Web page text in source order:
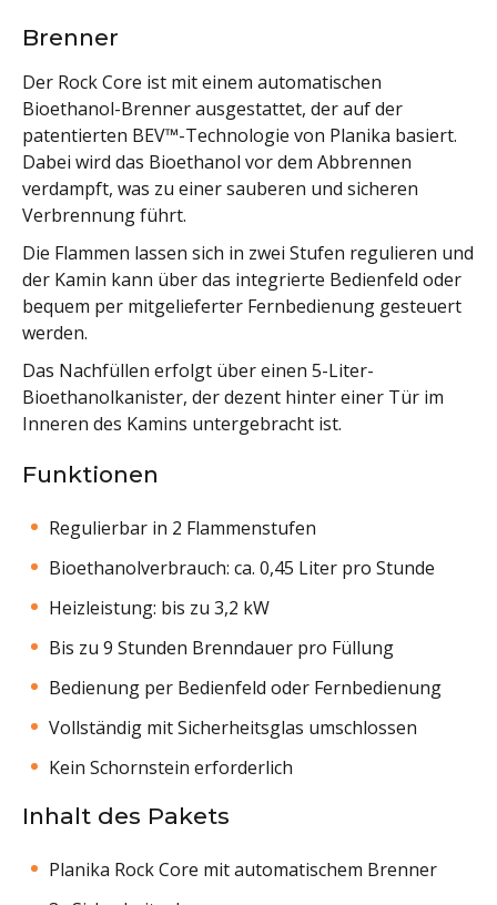
Brenner
Der Rock Core ist mit einem automatischen
Bioethanol-Brenner ausgestattet, der auf der
patentierten BEV™-Technologie von Planika basiert.
Dabei wird das Bioethanol vor dem Abbrennen
verdampft, was zu einer sauberen und sicheren
Verbrennung führt.
Die Flammen lassen sich in zwei Stufen regulieren und
der Kamin kann über das integrierte Bedienfeld oder
bequem per mitgelieferter Fernbedienung gesteuert
werden.
Das Nachfüllen erfolgt über einen 5-Liter-
Bioethanolkanister, der dezent hinter einer Tür im
Inneren des Kamins untergebracht ist.
Funktionen
Regulierbar in 2 Flammenstufen
Bioethanolverbrauch: ca. 0,45 Liter pro Stunde
Heizleistung: bis zu 3,2 kW
Bis zu 9 Stunden Brenndauer pro Füllung
Bedienung per Bedienfeld oder Fernbedienung
Vollständig mit Sicherheitsglas umschlossen
Kein Schornstein erforderlich
Inhalt des Pakets
Planika Rock Core mit automatischem Brenner